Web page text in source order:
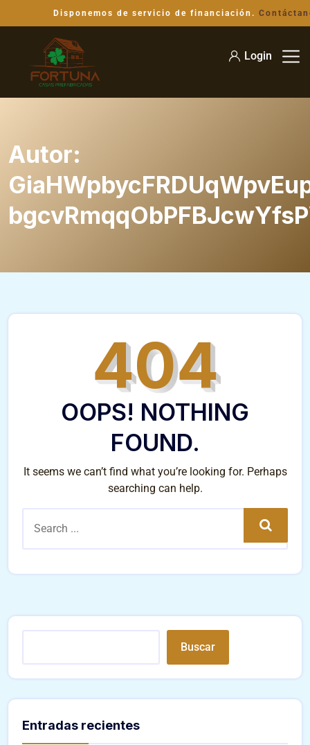
Disponemos de servicio de financiación.
Login
Autor:
404
OOPS! NOTHING
FOUND.
It seems we can’t find what you’re looking for. Perhaps
searching can help.
Search
Buscar
Entradas recientes